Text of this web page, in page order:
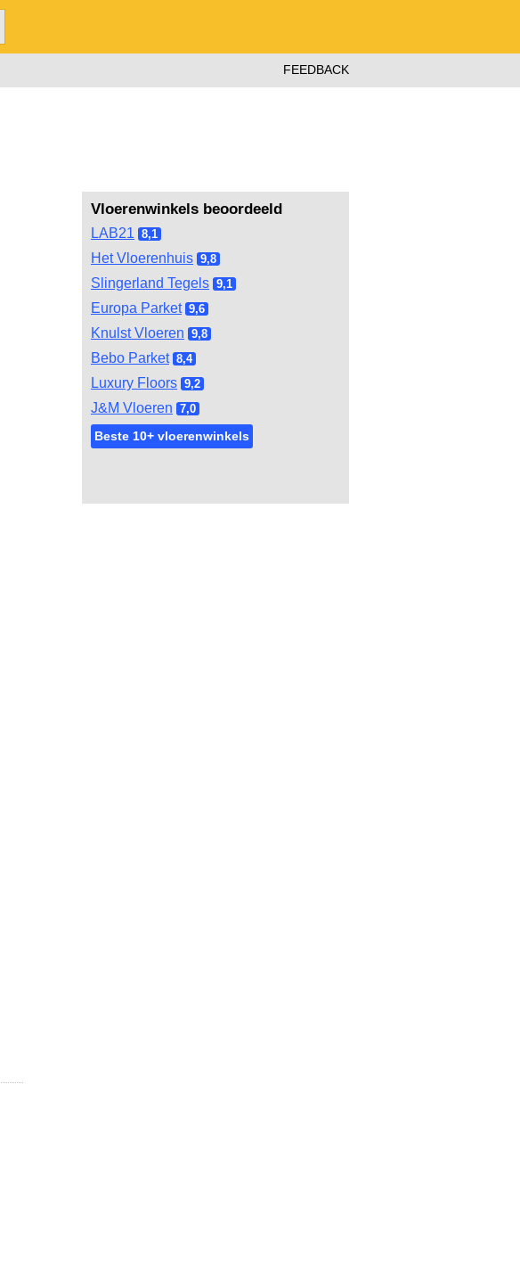
FEEDBACK
Vloerenwinkels beoordeeld
LAB21 8,1
Het Vloerenhuis 9,8
Slingerland Tegels 9,1
Europa Parket 9,6
Knulst Vloeren 9,8
Bebo Parket 8,4
Luxury Floors 9,2
J&M Vloeren 7,0
Beste 10+ vloerenwinkels